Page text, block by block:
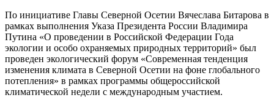
По инициативе Главы Северной Осетии Вячеслава Битарова в
рамках выполнения Указа Президента России Владимира
Путина «О проведении в Российской Федерации Года
экологии и особо охраняемых природных территорий» был
проведен экологический форум «Современная тенденция
изменения климата в Северной Осетии на фоне глобального
потепления» в рамках программы общероссийской
климатической недели с международным участием.